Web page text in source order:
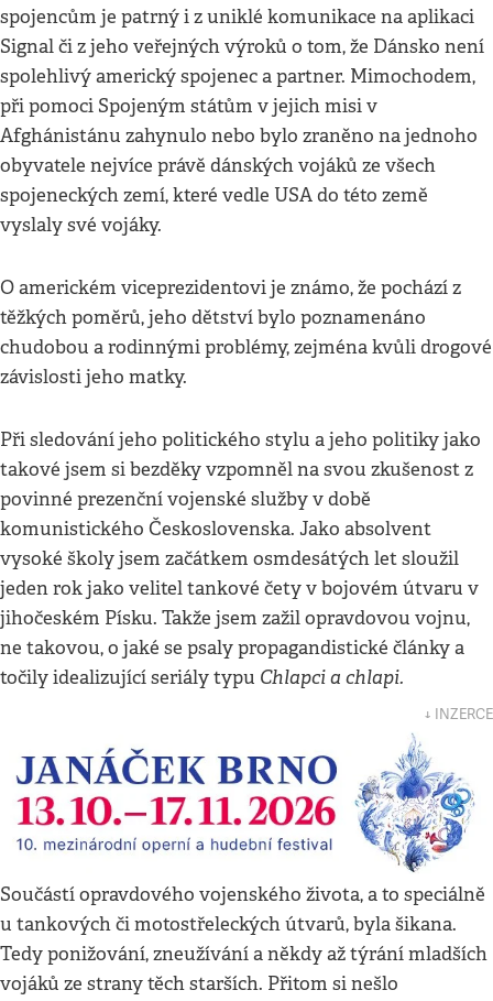
spojencům je patrný i z uniklé komunikace na aplikaci
Signal či z jeho veřejných výroků o tom, že Dánsko není
spolehlivý americký spojenec a partner. Mimochodem,
při pomoci Spojeným státům v jejich misi v
Afghánistánu zahynulo nebo bylo zraněno na jednoho
obyvatele nejvíce právě dánských vojáků ze všech
spojeneckých zemí, které vedle USA do této země
vyslaly své vojáky.
O americkém viceprezidentovi je známo, že pochází z
těžkých poměrů, jeho dětství bylo poznamenáno
chudobou a rodinnými problémy, zejména kvůli drogové
závislosti jeho matky.
Při sledování jeho politického stylu a jeho politiky jako
takové jsem si bezděky vzpomněl na svou zkušenost z
povinné prezenční vojenské služby v době
komunistického Československa. Jako absolvent
vysoké školy jsem začátkem osmdesátých let sloužil
jeden rok jako velitel tankové čety v bojovém útvaru v
jihočeském Písku. Takže jsem zažil opravdovou vojnu,
ne takovou, o jaké se psaly propagandistické články a
točily idealizující seriály typu Chlapci a chlapi.
↓ INZERCE
Součástí opravdového vojenského života, a to speciálně
u tankových či motostřeleckých útvarů, byla šikana.
Tedy ponižování, zneužívání a někdy až týrání mladších
vojáků ze strany těch starších. Přitom si nešlo